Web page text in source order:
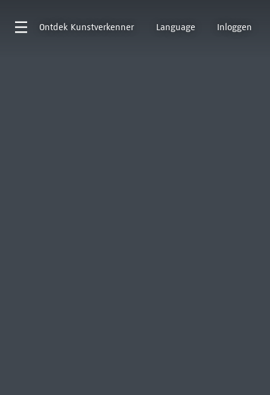
Ontdek Kunstverkenner Language Inloggen